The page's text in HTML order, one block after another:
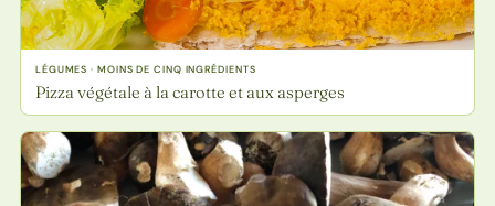
LÉGUMES · MOINS DE CINQ INGRÉDIENTS
Pizza végétale à la carotte et aux asperges